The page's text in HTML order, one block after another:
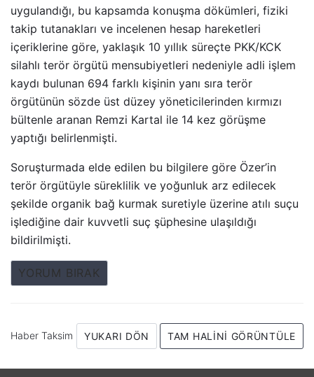
uygulandığı, bu kapsamda konuşma dökümleri, fiziki
takip tutanakları ve incelenen hesap hareketleri
içeriklerine göre, yaklaşık 10 yıllık süreçte PKK/KCK
silahlı terör örgütü mensubiyetleri nedeniyle adli işlem
kaydı bulunan 694 farklı kişinin yanı sıra terör
örgütünün sözde üst düzey yöneticilerinden kırmızı
bültenle aranan Remzi Kartal ile 14 kez görüşme
yaptığı belirlenmişti.
Soruşturmada elde edilen bu bilgilere göre Özer’in
terör örgütüyle süreklilik ve yoğunluk arz edilecek
şekilde organik bağ kurmak suretiyle üzerine atılı suçu
işlediğine dair kuvvetli suç şüphesine ulaşıldığı
bildirilmişti.
YORUM BIRAK
Haber Taksim YUKARI DÖN TAM HALINI GÖRÜNTÜLE